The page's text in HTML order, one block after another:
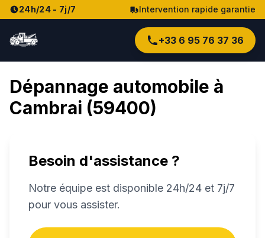
24h/24 - 7j/7 Intervention rapide garantie
+33 6 95 76 37 36
Dépannage automobile à
Cambrai (59400)
Besoin d'assistance ?
Notre équipe est disponible 24h/24 et 7j/7
pour vous assister.